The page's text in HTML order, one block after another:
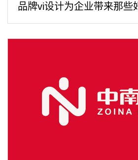
品牌vi设计为企业带来那些